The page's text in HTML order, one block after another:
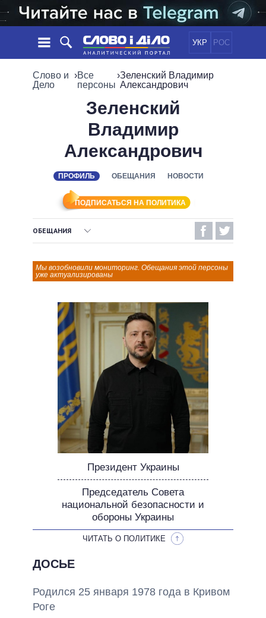
УКР РОС
НОВОСТИ
МНЕНИЯ
ОБЗОРЫ
ДАЙДЖЕСТЫ
ПОЛИТИКА
ОБЩЕСТВО
МИР
ПОЛИТИКИ
ВСЕ ПОЛИТИКИ
ПРЕЗИДЕНТ И ОФИС
ВЕРХОВНАЯ РАДА
КАБИНЕТ МИНИСТРОВ
МЭРЫ
ИНФОГРАФИКА
ВИДЕО
ПОДДЕРЖАТЬ
СРАВНЕНИЕ ПОЛИТИКОВ
Слово и
Дело
›Все
персоны
›Зеленский Владимир
Александрович
Зеленский
Владимир
Александрович
ПРОФИЛЬ ОБЕЩАНИЯ НОВОСТИ
ПОДПИСАТЬСЯ НА ПОЛИТИКА
ОБЕЩАНИЯ
НЕВЫПОЛНЕННЫЕ ОБЕЩАНИЯ
ВСЕ ОБЕЩАНИЯ
АРХИВНЫЕ ОБЕЩАНИЯ
Мы возобновили мониторинг. Обещания этой персоны
уже актуализированы
Президент Украины
Председатель Совета
национальной безопасности и
обороны Украины
ЧИТАТЬ О ПОЛИТИКЕ
ДОСЬЕ
Родился 25 января 1978 года в Кривом
Роге